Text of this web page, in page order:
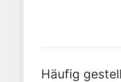
Häufig